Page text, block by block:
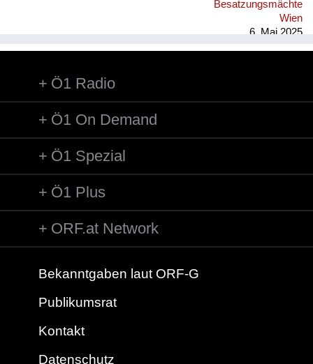
Marschgesänge, die die Russen beim Marschieren durch die
Besatzungsmächte
Wien
6. Mai 2025
Ö1 Radio
Ö1 On Demand
Ö1 Spezial
Ö1 Plus
ORF.at Network
Bekanntgaben laut ORF-G
Publikumsrat
Kontakt
Datenschutz